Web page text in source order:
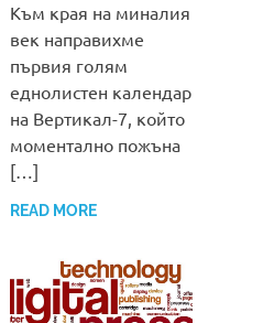
Към края на миналия
век направихме
първия голям
еднолистен календар
на Вертикал-7, който
моментално пожъна
[…]
READ MORE